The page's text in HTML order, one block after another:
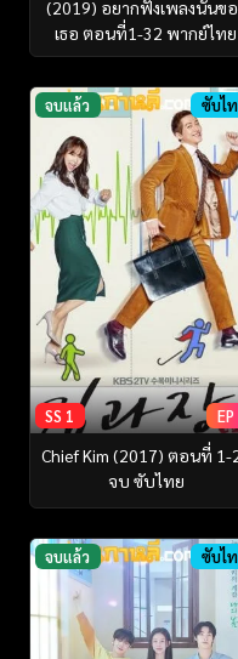
(2019) อยากฟังเพลงนั้นขอ
เธอ ตอนที่1-32 พากย์ไทย
จบแล้ว ซับไ
SS 1 EP
Chief Kim (2017) ตอนที่ 1-
จบ ซับไทย
จบแล้ว ซับไ